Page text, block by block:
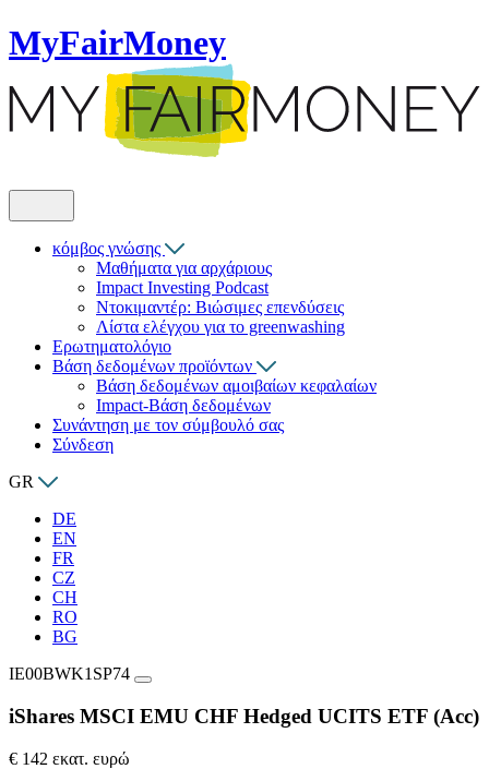
MyFairMoney
κόμβος γνώσης
Μαθήματα για αρχάριους
Impact Investing Podcast
Ντοκιμαντέρ: Βιώσιμες επενδύσεις
Λίστα ελέγχου για το greenwashing
Ερωτηματολόγιο
Βάση δεδομένων προϊόντων
Βάση δεδομένων αμοιβαίων κεφαλαίων
Impact-Βάση δεδομένων
Συνάντηση με τον σύμβουλό σας
Σύνδεση
GR
DE
EN
FR
CZ
CH
RO
BG
IE00BWK1SP74
iShares MSCI EMU CHF Hedged UCITS ETF (Acc)
€ 142 εκατ. ευρώ